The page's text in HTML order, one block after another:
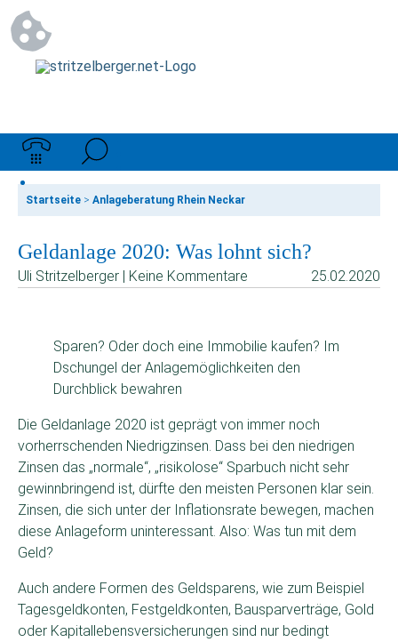
Startseite > Anlageberatung Rhein Neckar
Geldanlage 2020: Was lohnt sich?
Uli Stritzelberger | Keine Kommentare 25.02.2020
Sparen? Oder doch eine Immobilie kaufen? Im
Dschungel der Anlagemöglichkeiten den
Durchblick bewahren
Die Geldanlage 2020 ist geprägt von immer noch
vorherrschenden Niedrigzinsen. Dass bei den niedrigen
Zinsen das „normale“, „risikolose“ Sparbuch nicht sehr
gewinnbringend ist, dürfte den meisten Personen klar sein.
Zinsen, die sich unter der Inflationsrate bewegen, machen
diese Anlageform uninteressant. Also: Was tun mit dem
Geld?
Auch andere Formen des Geldsparens, wie zum Beispiel
Tagesgeldkonten, Festgeldkonten, Bausparverträge, Gold
oder Kapitallebensversicherungen sind nur bedingt